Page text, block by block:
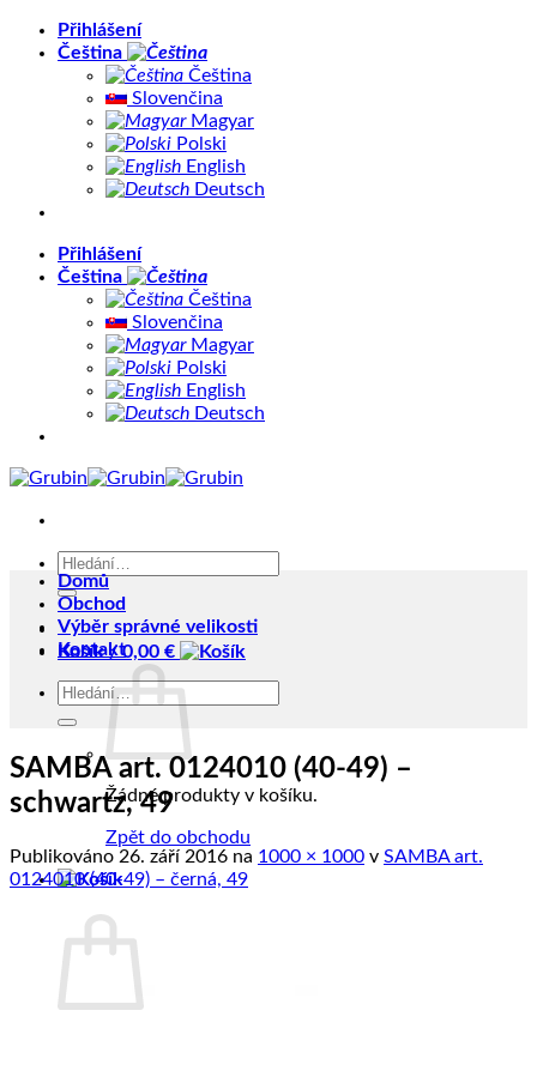
PřeskočitPřihlášení
Čeština
Čeština
Slovenčina
Magyar
Polski
English
Deutsch
Přihlášení
Čeština
Čeština
Slovenčina
Magyar
Polski
English
Deutsch
Hledat:
Košík /0,00 €
Žádné produkty v košíku.
Zpět do obchodu
Domů
Obchod
Výběr správné velikosti
Kontakt
Hledat:
SAMBA art. 0124010 (40-49) –
schwartz, 49
Publikováno 26. září 2016 na 1000 × 1000 v SAMBA art.
0124010 (40-49) – černá, 49